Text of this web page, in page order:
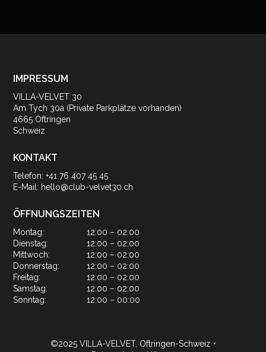
IMPRESSUM
VILLA-VELVET 30
Am Tych 30a (Private Parkplätze vorhanden)
4665 Oftringen
Schweiz
KONTAKT
Telefon: +41 76 407 45 45
E-Mail: hello@club-velvet30.ch
ÖFFNUNGSZEITEN
Montag:
12:00 – 02:00
Dienstag:
12:00 – 02:00
Mittwoch:
12:00 – 02:00
Donnerstag:
12:00 – 02:00
Freitag:
12:00 – 02:00
Samstag:
12:00 – 02:00
Sonntag:
12:00 – 00:00
©2025 VILLA-VELVET, Oftringen-Schweiz •